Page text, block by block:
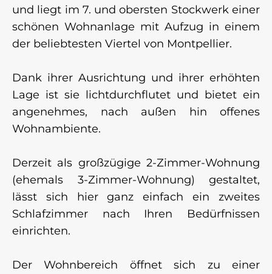
und liegt im 7. und obersten Stockwerk einer
schönen Wohnanlage mit Aufzug in einem
der beliebtesten Viertel von Montpellier.
Dank ihrer Ausrichtung und ihrer erhöhten
Lage ist sie lichtdurchflutet und bietet ein
angenehmes, nach außen hin offenes
Wohnambiente.
Derzeit als großzügige 2-Zimmer-Wohnung
(ehemals 3-Zimmer-Wohnung) gestaltet,
lässt sich hier ganz einfach ein zweites
Schlafzimmer nach Ihren Bedürfnissen
einrichten.
Der Wohnbereich öffnet sich zu einer